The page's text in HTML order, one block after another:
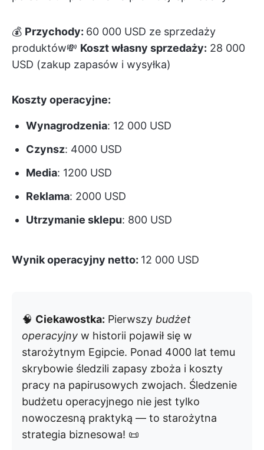
💰 Przychody: 60 000 USD ze sprzedaży
produktów💸 Koszt własny sprzedaży: 28 000
USD (zakup zapasów i wysyłka)
Koszty operacyjne:
Wynagrodzenia: 12 000 USD
Czynsz: 4000 USD
Media: 1200 USD
Reklama: 2000 USD
Utrzymanie sklepu: 800 USD
Wynik operacyjny netto: 12 000 USD
🧠 Ciekawostka: Pierwszy budżet
operacyjny w historii pojawił się w
starożytnym Egipcie. Ponad 4000 lat temu
skrybowie śledzili zapasy zboża i koszty
pracy na papirusowych zwojach. Śledzenie
budżetu operacyjnego nie jest tylko
nowoczesną praktyką — to starożytna
strategia biznesowa! 📜